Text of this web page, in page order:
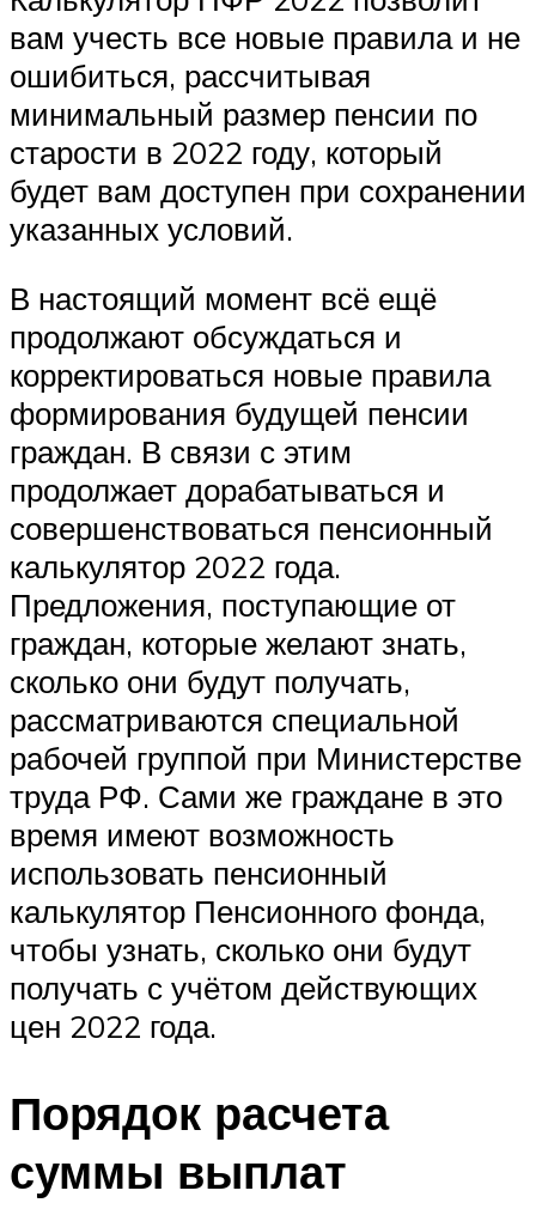
вам учесть все новые правила и не
ошибиться, рассчитывая
минимальный размер пенсии по
старости в 2022 году, который
будет вам доступен при сохранении
указанных условий.
В настоящий момент всё ещё
продолжают обсуждаться и
корректироваться новые правила
формирования будущей пенсии
граждан. В связи с этим
продолжает дорабатываться и
совершенствоваться пенсионный
калькулятор 2022 года.
Предложения, поступающие от
граждан, которые желают знать,
сколько они будут получать,
рассматриваются специальной
рабочей группой при Министерстве
труда РФ. Сами же граждане в это
время имеют возможность
использовать пенсионный
калькулятор Пенсионного фонда,
чтобы узнать, сколько они будут
получать с учётом действующих
цен 2022 года.
Порядок расчета
суммы выплат